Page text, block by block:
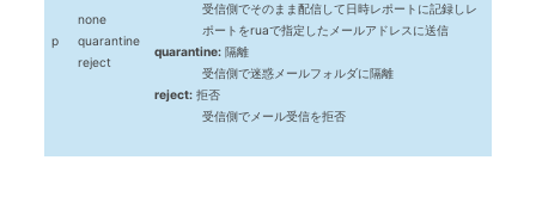
p
none
quarantine
reject
受信側でそのまま配信して日時レポートに記録しレ
ポートをruaで指定したメールアドレスに送信
quarantine: 隔離
受信側で迷惑メールフォルダに隔離
reject: 拒否
受信側でメール受信を拒否